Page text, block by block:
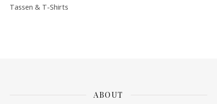
Tassen & T-Shirts
ABOUT